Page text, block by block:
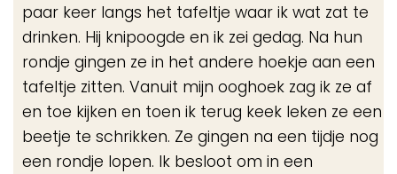
paar keer langs het tafeltje waar ik wat zat te
drinken. Hij knipoogde en ik zei gedag. Na hun
rondje gingen ze in het andere hoekje aan een
tafeltje zitten. Vanuit mijn ooghoek zag ik ze af
en toe kijken en toen ik terug keek leken ze een
beetje te schrikken. Ze gingen na een tijdje nog
een rondje lopen. Ik besloot om in een